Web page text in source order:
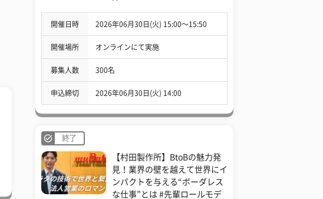
開催日時 2026年06月30日(火) 15:00〜15:50
開催場所 オンラインにて実施
募集人数 300名
申込締切 2026年06月30日(火) 14:00
終了
【村田製作所】BtoBの魅力発
見！業界の壁を越えて世界にイ
ンパクトを与える“ボーダレス
な仕事”とは #先輩ロールモデ